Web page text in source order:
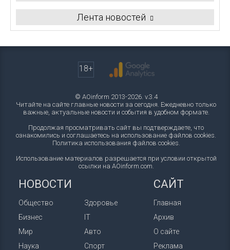
Лента новостей
18+
© AOinform 2013-2026. v.3.4
Читайте на сайте главные новости за сегодня. Ежедневно только
важные, актуальные новости и события в удобном формате.
Продолжая просматривать сайт вы подтверждаете, что
ознакомились и соглашаетесь на использование файлов cookies.
Политика использования файлов cookies.
Использование материалов разрешается при условии открытой
ссылки на AOinform.com.
НОВОСТИ
Общество
Бизнес
Мир
Наука
Здоровье
IT
Авто
Спорт
САЙТ
Главная
Архив
О сайте
Реклама